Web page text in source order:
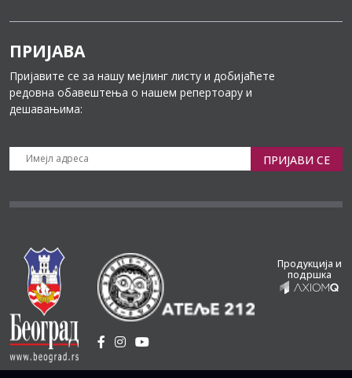
ПРИЈАВА
Пријавите се за нашу мејлинг листу и добијаћете
редовна обавештења о нашем репертоару и
дешавањима:
ПРИЈАВИ СЕ
Продукција и
подршка